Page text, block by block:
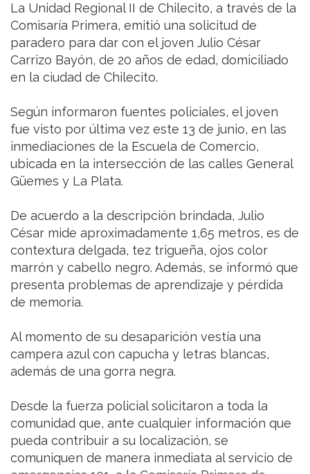
La Unidad Regional II de Chilecito, a través de la
Comisaría Primera, emitió una solicitud de
paradero para dar con el joven Julio César
Carrizo Bayón, de 20 años de edad, domiciliado
en la ciudad de Chilecito.
Según informaron fuentes policiales, el joven
fue visto por última vez este 13 de junio, en las
inmediaciones de la Escuela de Comercio,
ubicada en la intersección de las calles General
Güemes y La Plata.
De acuerdo a la descripción brindada, Julio
César mide aproximadamente 1,65 metros, es de
contextura delgada, tez trigueña, ojos color
marrón y cabello negro. Además, se informó que
presenta problemas de aprendizaje y pérdida
de memoria.
Al momento de su desaparición vestía una
campera azul con capucha y letras blancas,
además de una gorra negra.
Desde la fuerza policial solicitaron a toda la
comunidad que, ante cualquier información que
pueda contribuir a su localización, se
comuniquen de manera inmediata al servicio de